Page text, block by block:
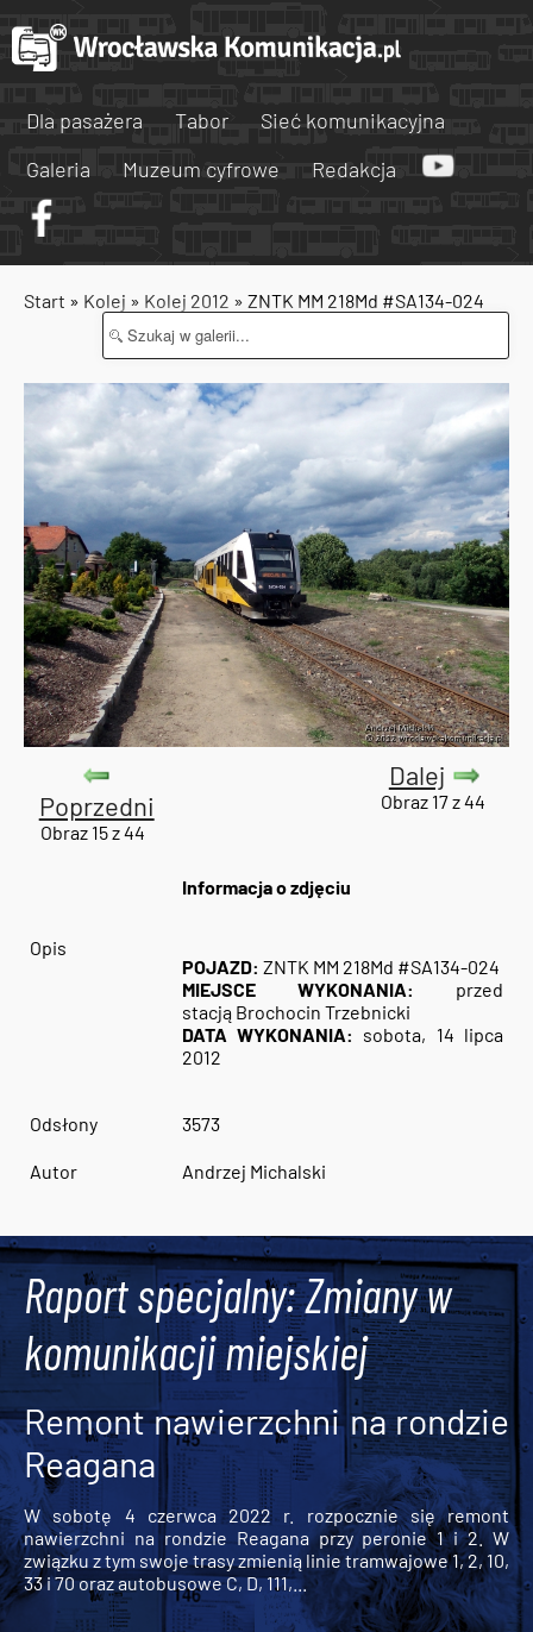
Dla pasażera Tabor
Sieć komunikacyjna
Galeria
Muzeum cyfrowe Redakcja
Start » Kolej » Kolej 2012 » ZNTK MM 218Md #SA134-024
Poprzedni
Obraz 15 z 44
Dalej
Obraz 17 z 44
Informacja o zdjęciu
Opis
POJAZD: ZNTK MM 218Md #SA134-024
MIEJSCE WYKONANIA:
przed
stacją Brochocin Trzebnicki
DATA WYKONANIA: sobota, 14 lipca
2012
Odsłony 3573
Autor Andrzej Michalski
Raport specjalny: Zmiany w
komunikacji miejskiej
Remont nawierzchni na rondzie
Reagana
W sobotę 4 czerwca 2022 r. rozpocznie się remont
nawierzchni na rondzie Reagana przy peronie 1 i 2. W
związku z tym swoje trasy zmienią linie tramwajowe 1, 2, 10,
33 i 70 oraz autobusowe C, D, 111,...